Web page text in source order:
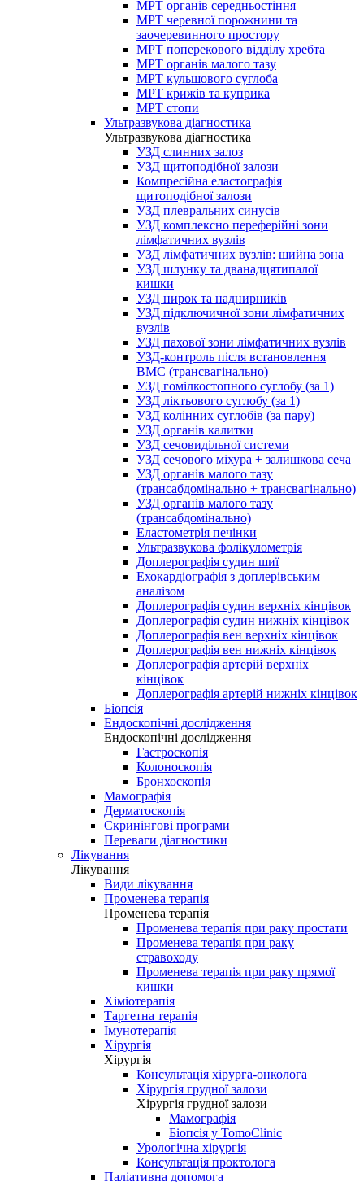
МРТ органів середньостіння
МРТ черевної порожнини та
заочеревинного простору
МРТ поперекового відділу хребта
МРТ органів малого тазу
МРТ кульшового суглоба
МРТ крижів та куприка
МРТ стопи
Ультразвукова діагностика
Ультразвукова діагностика
УЗД слинних залоз
УЗД щитоподібної залози
Компресійна еластографія
щитоподібної залози
УЗД плевральних синусів
УЗД комплексно переферійні зони
лімфатичних вузлів
УЗД лімфатичних вузлів: шийна зона
УЗД шлунку та дванадцятипалої
кишки
УЗД нирок та наднирників
УЗД підключичної зони лімфатичних
вузлів
УЗД пахової зони лімфатичних вузлів
УЗД-контроль після встановлення
ВМС (трансвагінально)
УЗД гомілкостопного суглобу (за 1)
УЗД ліктьового суглобу (за 1)
УЗД колінних суглобів (за пару)
УЗД органів калитки
УЗД сечовидільної системи
УЗД сечового міхура + залишкова сеча
УЗД органів малого тазу
(трансабдомінально + трансвагінально)
УЗД органів малого тазу
(трансабдомінально)
Еластометрія печінки
Ультразвукова фолікулометрія
Доплерографія судин шиї
Ехокардіографія з доплерівським
аналізом
Доплерографія судин верхніх кінцівок
Доплерографія судин нижніх кінцівок
Доплерографія вен верхніх кінцівок
Доплерографія вен нижніх кінцівок
Доплерографія артерій верхніх
кінцівок
Доплерографія артерій нижніх кінцівок
Біопсія
Ендоскопічні дослідження
Ендоскопічні дослідження
Гастроскопія
Колоноскопія
Бронхоскопія
Мамографія
Дерматоскопія
Скринінгові програми
Переваги діагностики
Лікування
Лікування
Види лікування
Променева терапія
Променева терапія
Променева терапія при раку простати
Променева терапія при раку
стравоходу
Променева терапія при раку прямої
кишки
Хіміотерапія
Таргетна терапія
Імунотерапія
Хірургія
Хірургія
Консультація хірурга-онколога
Хірургія грудної залози
Хірургія грудної залози
Мамографія
Біопсія у TomoClinic
Урологічна хірургія
Консультація проктолога
Паліативна допомога